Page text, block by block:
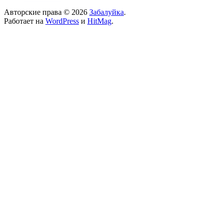
Авторские права © 2026 Забалуйка.
Работает на WordPress и HitMag.